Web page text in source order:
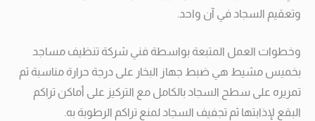
وتعقيم السجاد في آن واحد.
وخطوات العمل المتبعة بواسطة فني شركة تنظيف مساجد
بخميس مشيط هي ضبط جهاز البخار على درجة حرارة مناسبة ثم
تمريره على سطح السجاد بالكامل مع التركيز على أماكن تراكم
البقع لإذابتها ثم تجفيف السجاد لمنع تراكم الرطوبة به.